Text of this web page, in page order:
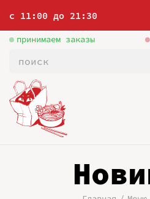
с 11:00 до 21:30
принимаем заказы